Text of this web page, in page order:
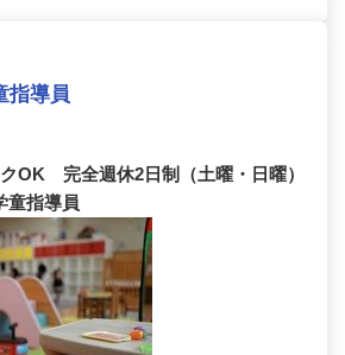
指導員
OK 完全週休2日制（土曜・日曜）
童指導員